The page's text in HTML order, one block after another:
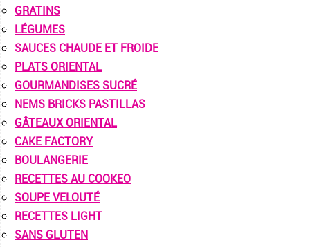
GRATINS
LÉGUMES
SAUCES CHAUDE ET FROIDE
PLATS ORIENTAL
GOURMANDISES SUCRÉ
NEMS BRICKS PASTILLAS
GÂTEAUX ORIENTAL
CAKE FACTORY
BOULANGERIE
RECETTES AU COOKEO
SOUPE VELOUTÉ
RECETTES LIGHT
SANS GLUTEN